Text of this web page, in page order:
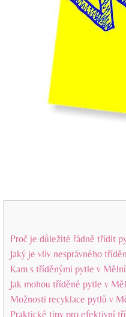
Proč je důležité řádně třídit
Jaký je vliv nesprávného
Kam s tříděnými pytle v
Jak mohou tříděné pytle v
Možnosti recyklace pytlů v
Praktické tipy pro efektivní